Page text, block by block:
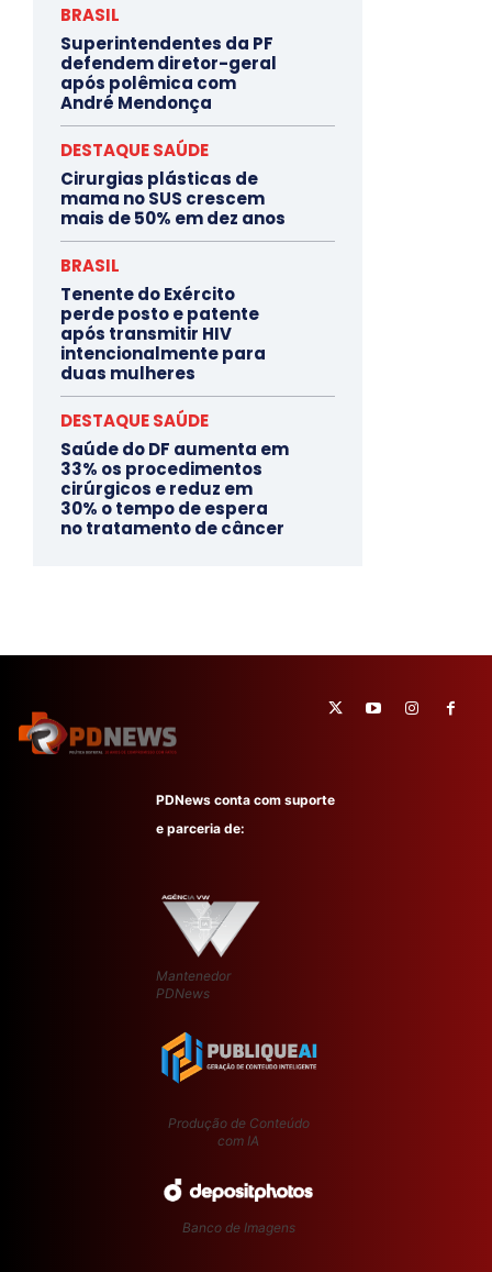
BRASIL
Superintendentes da PF
defendem diretor-geral
após polêmica com
André Mendonça
DESTAQUE SAÚDE
Cirurgias plásticas de
mama no SUS crescem
mais de 50% em dez anos
BRASIL
Tenente do Exército
perde posto e patente
após transmitir HIV
intencionalmente para
duas mulheres
DESTAQUE SAÚDE
Saúde do DF aumenta em
33% os procedimentos
cirúrgicos e reduz em
30% o tempo de espera
no tratamento de câncer
PDNews conta com suporte
e parceria de:
Mantenedor
PDNews
Produção de Conteúdo
com IA
Banco de Imagens